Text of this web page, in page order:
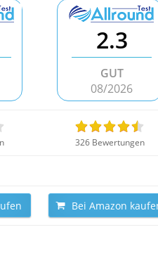
2.3
GUT
08/2026
326 Bewertungen
Bei Amazon